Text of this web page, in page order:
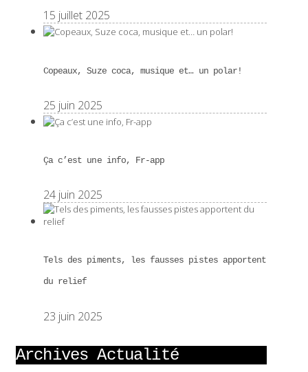
15 juillet 2025
Copeaux, Suze coca, musique et… un polar!
25 juin 2025
Ça c’est une info, Fr-app
24 juin 2025
Tels des piments, les fausses pistes apportent
du relief
23 juin 2025
Archives Actualité